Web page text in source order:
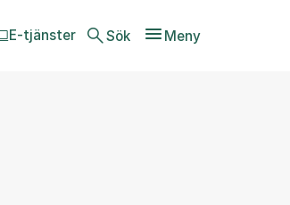
Sök Meny
E-tjänster